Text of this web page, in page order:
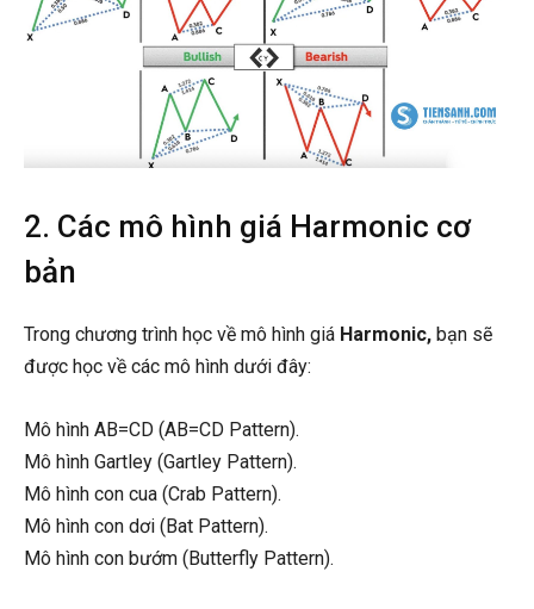
2. Các mô hình giá Harmonic cơ
bản
Trong chương trình học về mô hình giá Harmonic, bạn sẽ
được học về các mô hình dưới đây:
Mô hình AB=CD (AB=CD Pattern).
Mô hình Gartley (Gartley Pattern).
Mô hình con cua (Crab Pattern).
Mô hình con dơi (Bat Pattern).
Mô hình con bướm (Butterfly Pattern).